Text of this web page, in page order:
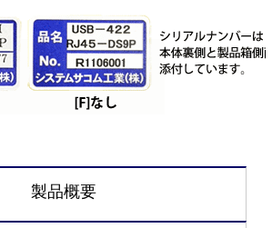
製品概要